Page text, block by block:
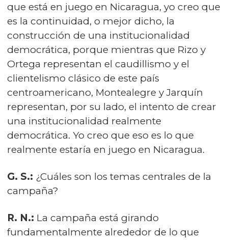
que está en juego en Nicaragua, yo creo que
es la continuidad, o mejor dicho, la
construcción de una institucionalidad
democrática, porque mientras que Rizo y
Ortega representan el caudillismo y el
clientelismo clásico de este país
centroamericano, Montealegre y Jarquín
representan, por su lado, el intento de crear
una institucionalidad realmente
democrática. Yo creo que eso es lo que
realmente estaría en juego en Nicaragua.
G. S.: ¿Cuáles son los temas centrales de la
campaña?
R. N.: La campaña está girando
fundamentalmente alrededor de lo que